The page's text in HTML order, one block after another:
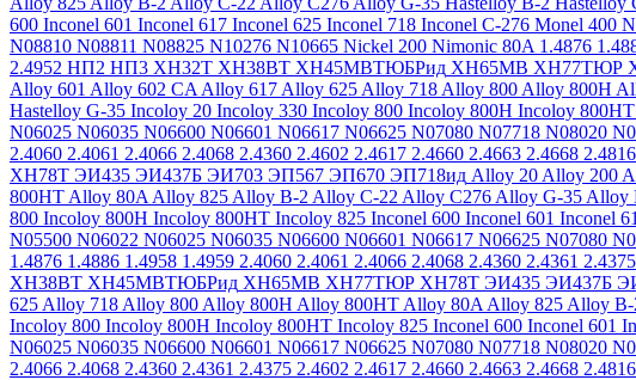
600 Inconel 601 Inconel 617 Inconel 625 Inconel 718 Inconel C-276 Monel 400
N08810 N08811 N08825 N10276 N10665 Nickel 200 Nimonic 80A 1.4876
2.4952 НП2 НП3 ХН32Т ХН38ВТ ХН45МВТЮБРид ХН65МВ ХН77ТЮР
Alloy 601 Alloy 602 CA Alloy 617 Alloy 625 Alloy 718 Alloy 800 Alloy 800H
Hastelloy G-35 Incoloy 20 Incoloy 330 Incoloy 800 Incoloy 800H Incoloy 800HT
N06025 N06035 N06600 N06601 N06617 N06625 N07080 N07718 N08020
2.4060 2.4061 2.4066 2.4068 2.4360 2.4602 2.4617 2.4660 2.4663 2.4668 2.4816
ХН78Т ЭИ435 ЭИ437Б ЭИ703 ЭП567 ЭП670 ЭП718ид Alloy 20 Alloy 200
800HT Alloy 80A Alloy 825 Alloy B-2 Alloy C-22 Alloy C276 Alloy G-35 Alloy
800 Incoloy 800H Incoloy 800HT Incoloy 825 Inconel 600 Inconel 601 Inconel
N05500 N06022 N06025 N06035 N06600 N06601 N06617 N06625 N07080
1.4876 1.4886 1.4958 1.4959 2.4060 2.4061 2.4066 2.4068 2.4360 2.4361 2.4375
ХН38ВТ ХН45МВТЮБРид ХН65МВ ХН77ТЮР ХН78Т ЭИ435 ЭИ437Б
625 Alloy 718 Alloy 800 Alloy 800H Alloy 800HT Alloy 80A Alloy 825 Alloy B-
Incoloy 800 Incoloy 800H Incoloy 800HT Incoloy 825 Inconel 600 Inconel 601
N06025 N06035 N06600 N06601 N06617 N06625 N07080 N07718 N08020
2.4066 2.4068 2.4360 2.4361 2.4375 2.4602 2.4617 2.4660 2.4663 2.4668 2.4816